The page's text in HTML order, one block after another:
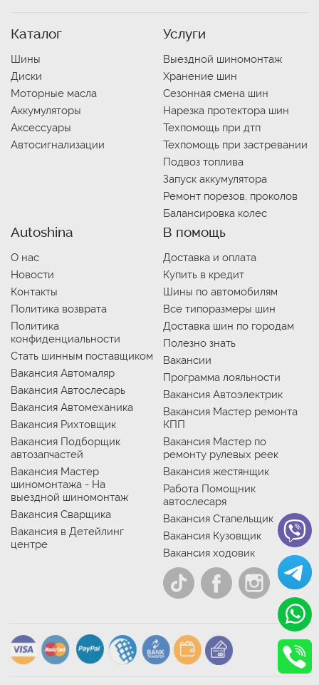
Каталог
Шины
Диски
Моторные масла
Аккумуляторы
Аксессуары
Автосигнализации
Услуги
Выездной шиномонтаж
Хранение шин
Сезонная смена шин
Нарезка протектора шин
Техпомощь при дтп
Техпомощь при застревании
Подвоз топлива
Запуск аккумулятора
Ремонт порезов, проколов
Балансировка колес
Autoshina
О нас
Новости
Контакты
Политика возврата
Политика
конфиденциальности
Стать шинным поставщиком
Вакансия Автомаляр
Вакансия Автослесарь
Вакансия Автомеханика
Вакансия Рихтовщик
Вакансия Подборщик
автозапчастей
Вакансия Мастер
шиномонтажа - На
выездной шиномонтаж
Вакансия Сварщика
Вакансия в Детейлинг
центре
В помощь
Доставка и оплата
Купить в кредит
Шины по автомобилям
Все типоразмеры шин
Доставка шин по городам
Полезно знать
Вакансии
Программа лояльности
Вакансия Автоэлектрик
Вакансия Мастер ремонта
КПП
Вакансия Мастер по
ремонту рулевых реек
Вакансия жестянщик
Работа Помощник
автослесаря
Вакансия Стапельщик
Вакансия Кузовщик
Вакансия ходовик